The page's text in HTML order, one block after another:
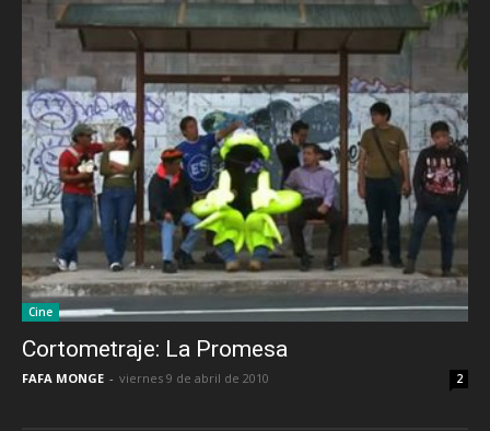
Cine
Cortometraje: La Promesa
FAFA MONGE - viernes 9 de abril de 2010 2